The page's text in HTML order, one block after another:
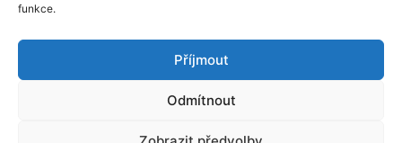
funkce.
Příjmout
Odmítnout
Copyright © 2026 ELANATURA s.r.o. | Elanatura
Blog - Typy pro vaše zdraví